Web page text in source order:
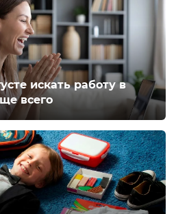
искать работу в
всего